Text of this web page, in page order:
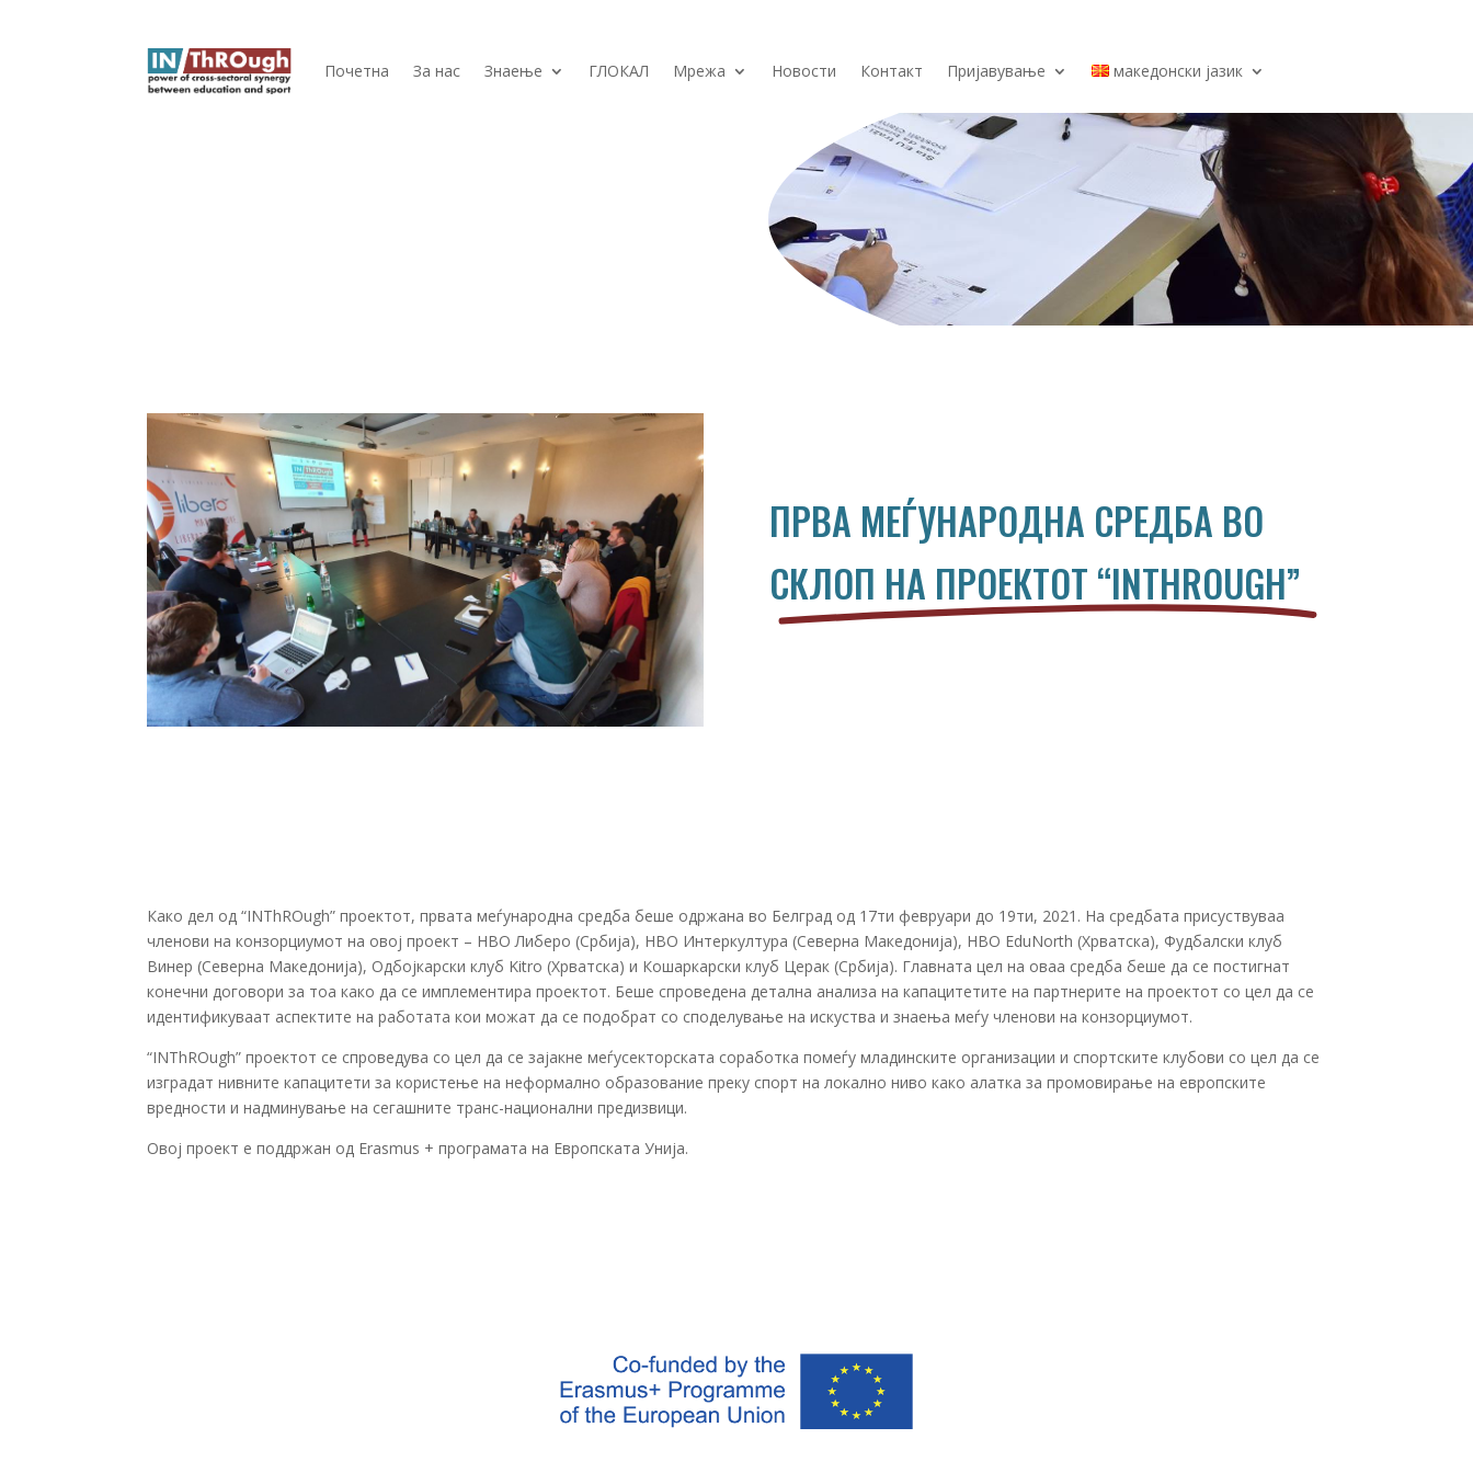
Почетна За нас Знаење ГЛОКАЛ Мрежа Новости Контакт Пријавување македонски јазик
ПРВА МЕЃУНАРОДНА СРЕДБА ВО
СКЛОП НА ПРОЕКТОТ “INTHROUGH”
Како дел од “INThROugh” проектот, првата меѓународна средба беше одржана во Белград од 17ти февруари до 19ти, 2021. На средбата присуствуваа
членови на конзорциумот на овој проект – НВО Либеро (Србија), НВО Интеркултура (Северна Македонија), НВО EduNorth (Хрватска), Фудбалски клуб
Винер (Северна Македонија), Одбојкарски клуб Kitro (Хрватска) и Кошаркарски клуб Церак (Србија). Главната цел на оваа средба беше да се постигнат
конечни договори за тоа како да се имплементира проектот. Беше спроведена детална анализа на капацитетите на партнерите на проектот со цел да се
идентификуваат аспектите на работата кои можат да се подобрат со споделување на искуства и знаења меѓу членови на конзорциумот.
“INThROugh” проектот се спроведува со цел да се зајакне меѓусекторската соработка помеѓу младинските организации и спортските клубови со цел да се
изградат нивните капацитети за користење на неформално образование преку спорт на локално ниво како алатка за промовирање на европските
вредности и надминување на сегашните транс-национални предизвици.
Овој проект е поддржан од Erasmus + програмата на Европската Унија.